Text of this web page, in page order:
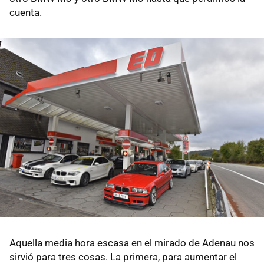
cuenta.
Aquella media hora escasa en el mirado de Adenau nos
sirvió para tres cosas. La primera, para aumentar el